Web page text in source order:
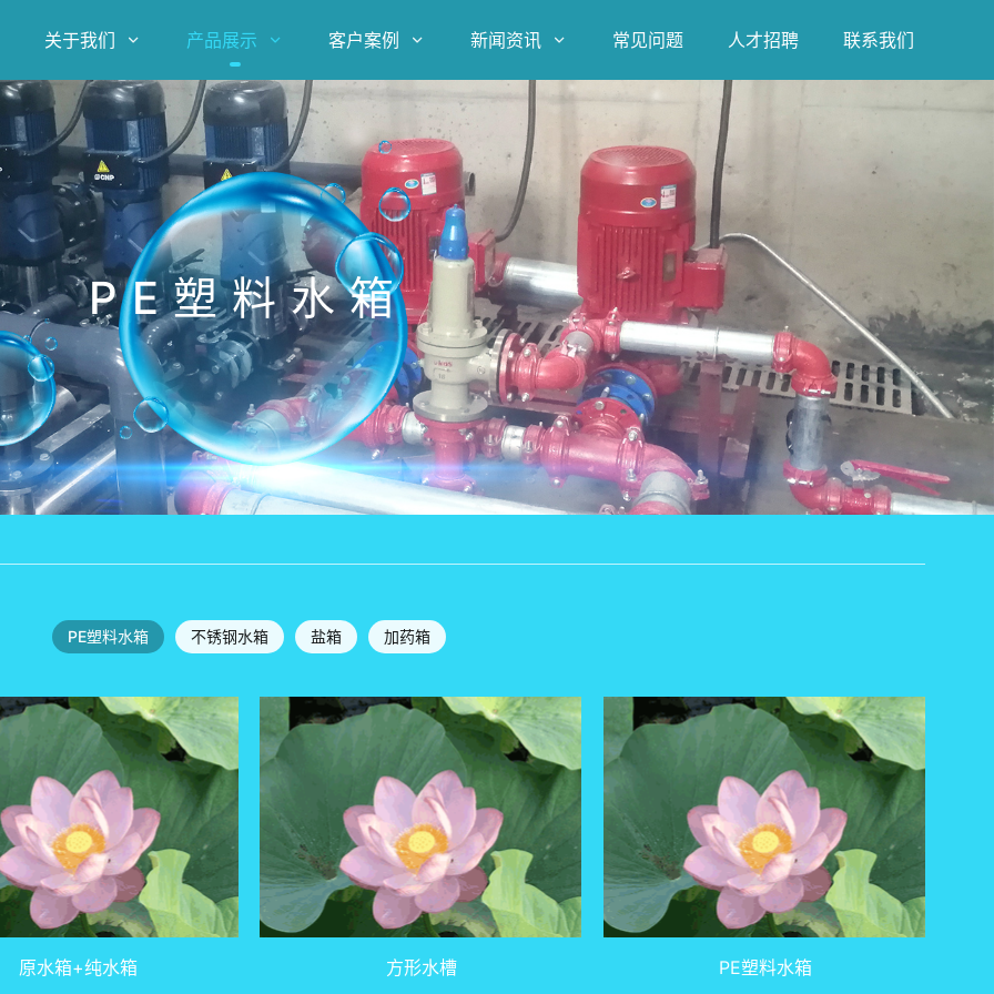
关于我们  产品展示  客户案例  新闻资讯  常见问题 人才招聘 联系我们
PE塑料水箱
PE塑料水箱 不锈钢水箱 盐箱 加药箱
原水箱+纯水箱 方形水槽 PE塑料水箱